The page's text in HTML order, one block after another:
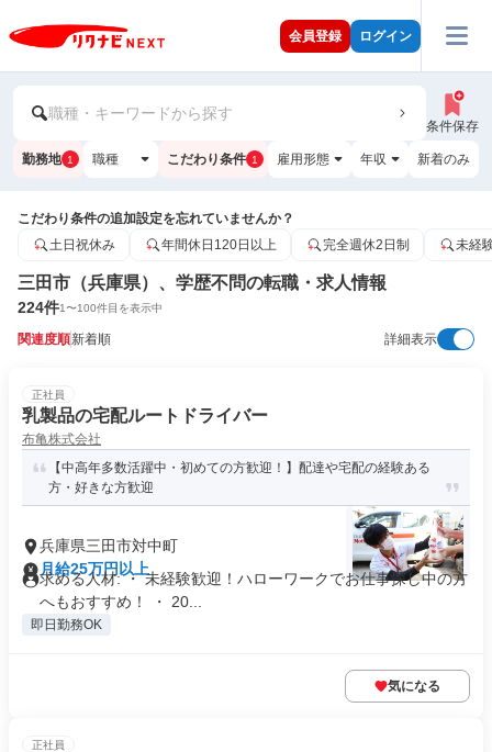
会員登録 ログイン
職種・キーワードから探す
条件保存
勤務地 1 職種 こだわり条件 1 雇用形態 年収 新着のみ
こだわり条件の追加設定を忘れていませんか？
土日祝休み
年間休日120日以上 完全週休2日制 未経
三田市（兵庫県）、学歴不問の転職・求人情報
224件1〜100件目を表示中
関連度順新着順 詳細表示
正社員
乳製品の宅配ルートドライバー
布亀株式会社
【中高年多数活躍中・初めての方歓迎！】配達や宅配の経験ある
方・好きな方歓迎
兵庫県三田市対中町
月給25万円以上
求める人材: ・ 未経験歓迎！ハローワークでお仕事探し中の方
へもおすすめ！ ・ 20...
即日勤務OK
気になる
正社員